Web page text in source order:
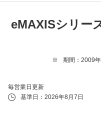
eMAXISシリー
期間：2009
毎営業日更新
基準日：2026年8月7日